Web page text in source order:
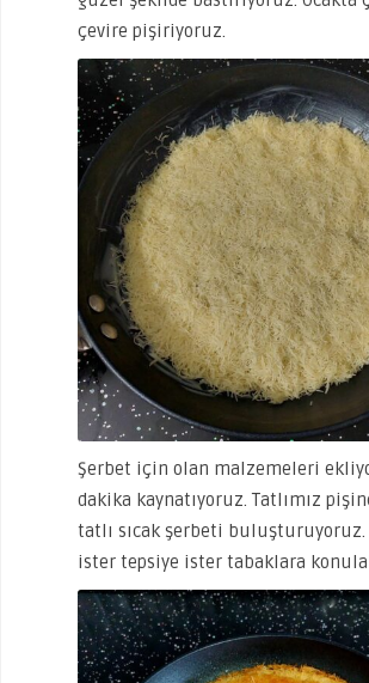
çevire pişiriyoruz.
Şerbet için olan malzemeleri
dakika kaynatıyoruz. Tatlımız
tatlı sıcak şerbeti buluşturuyoruz.
ister tepsiye ister tabaklara